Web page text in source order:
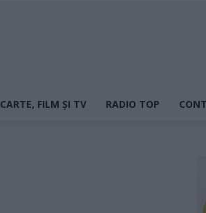
CARTE, FILM ȘI TV RADIO TOP